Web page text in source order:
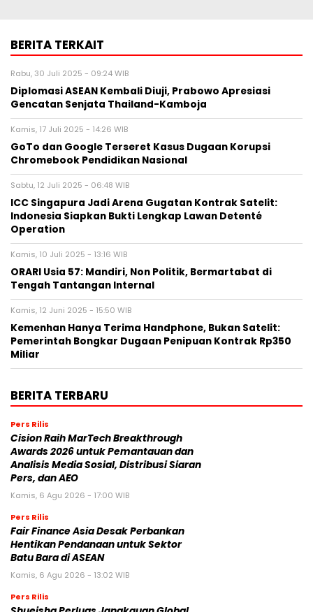
Diplomasi ASEAN Kembali Diuji, Prabowo Apresiasi
Gencatan Senjata Thailand-Kamboja
GoTo dan Google Terseret Kasus Dugaan Korupsi
Chromebook Pendidikan Nasional
ICC Singapura Jadi Arena Gugatan Kontrak Satelit:
Operation
Kamis, 10 Juli 2025 - 13:16 WIB
ORARI Usia 57: Mandiri, Non Politik, Bermartabat di
Tengah Tantangan Internal
Kemenhan Hanya Terima Handphone, Bukan Satelit:
Pemerintah Bongkar Dugaan Penipuan Kontrak Rp350
Miliar
BERITA TERBARU
Cision Raih MarTech Breakthrough
Awards 2026 untuk Pemantauan dan
Analisis Media Sosial, Distribusi Siaran
Pers, dan AEO
Kamis, 6 Agu 2026 - 17:00 WIB
Pers Rilis
Fair Finance Asia Desak Perbankan
Hentikan Pendanaan untuk Sektor
Batu Bara di ASEAN
Kamis, 6 Agu 2026 - 13:02 WIB
Pers Rilis
Shueisha Perluas Jangkauan Global
melalui MANGA MILLION, Platform
Manga yang Tersedia dalam 100
Bahasa